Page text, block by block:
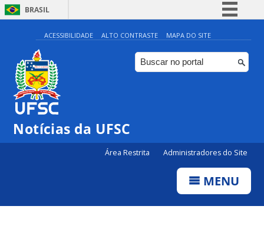
BRASIL
Simplifique!
Comunica BR
Participe
ACESSIBILIDADE ALTO CONTRASTE MAPA DO SITE
Notícias da UFSC
Área Restrita Administradores do Site
MENU